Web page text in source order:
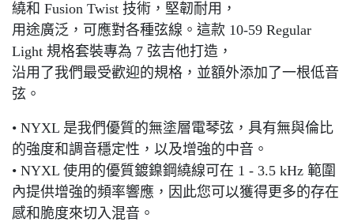
繞和 Fusion Twist 技術，堅韌耐用，
用途廣泛，可應對各種弦線。這款 10-59 Regular
Light 規格套裝專為 7 弦吉他打造，
沿用了我們最受歡迎的規格，並額外添加了一根低音
弦。
• NYXL 是我們優質的無塗層電琴弦，具有無與倫比
的強度和調音穩定性，以及增強的中音。
• NYXL 使用的優質鍍鎳鋼繞線可在 1 - 3.5 kHz 範圍
內提供增強的頻率響應，因此您可以獲得更多的存在
感和脆度來切入混音。